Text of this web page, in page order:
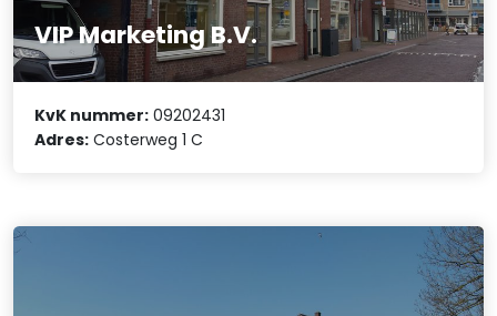
VIP Marketing B.V.
KvK nummer: 09202431
Adres: Costerweg 1 C